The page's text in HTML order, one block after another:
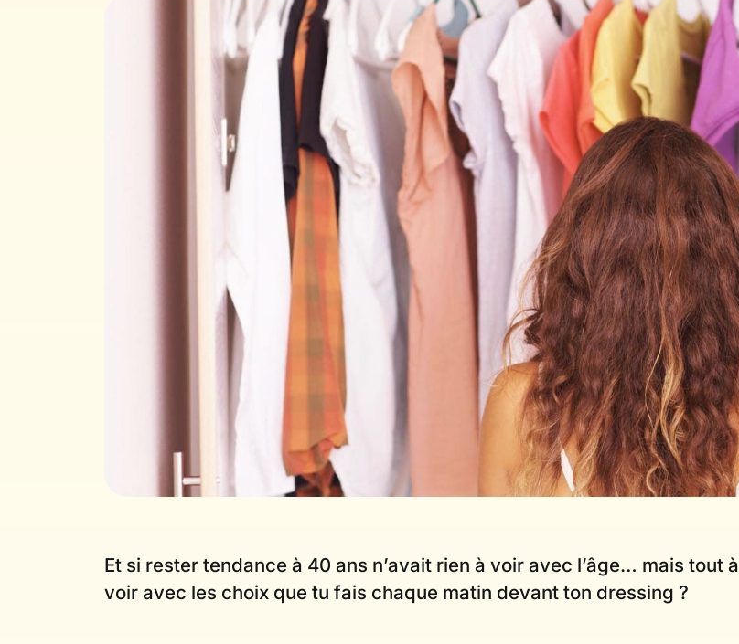
Et si rester tendance à 40 ans n’avait rien à voir avec l’âge… mais tout à
voir avec les choix que tu fais chaque matin devant ton dressing ?